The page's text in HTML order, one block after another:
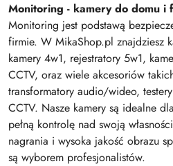
Monitoring - kamery do domu i
Monitoring jest podstawą
firmie. W MikaShop.pl znajdziesz
kamery 4w1, rejestratory 5w1,
CCTV, oraz wiele akcesoriów
transformatory audio/wideo,
CCTV. Nasze kamery są idealne
pełną kontrolę nad swoją
nagrania i wysoka jakość obrazu
są wyborem profesjonalistów.